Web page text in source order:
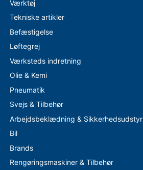
Værktøj
Tekniske artikler
Befæstigelse
Løftegrej
Værksteds indretning
Olie & Kemi
Pneumatik
Svejs & Tilbehør
Arbejdsbeklædning & Sikkerhedsudstyr
Bil
Brands
Rengøringsmaskiner & Tilbehør